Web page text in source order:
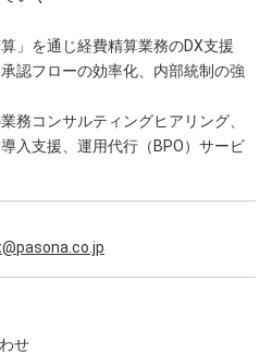
」を通じ経費精算業務のDX支援
ローの効率化、内部統制の強
務コンサルティングヒアリング、
入支援、運用代行（BPO）サービ
せ